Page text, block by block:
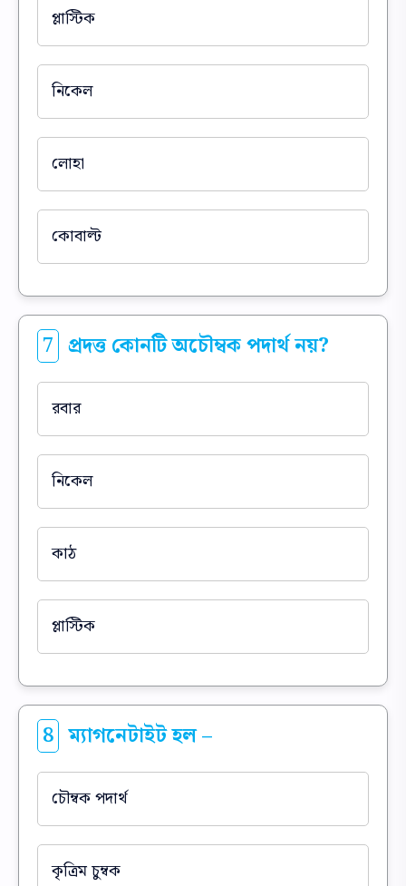
প্লাস্টিক
নিকেল
লোহা
কোবাল্ট
7 প্রদত্ত কোনটি অচৌম্বক পদার্থ নয়?
রবার
নিকেল
কাঠ
প্লাস্টিক
8 ম্যাগনেটাইট হল –
চৌম্বক পদার্থ
কৃত্রিম চুম্বক